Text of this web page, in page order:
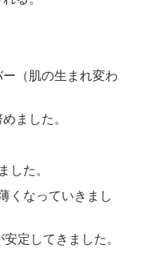
（肌の生まれ変わ
ました。
た。
くなっていきまし
定してきました。